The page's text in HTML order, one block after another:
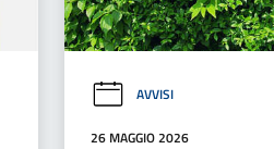
AVVISI
26 MAGGIO 2026